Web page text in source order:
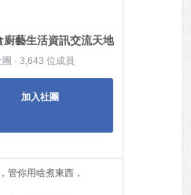
藝生活資訊交流天地
· 3,643 位成員
加入社團
管你用啥煮東西，